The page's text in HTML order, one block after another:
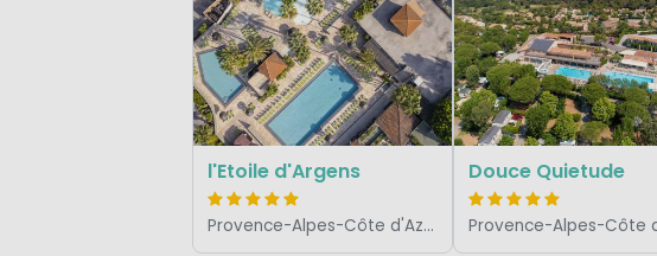
l'Etoile d'Argens
Provence-Alpes-Côte d'Azur, Frankrijk
Douce Quietude